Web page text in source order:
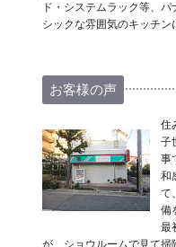
ド・システムラック等、
シックな雰囲気のキッチン
お客様の声
住
子
事
和
て
備
最